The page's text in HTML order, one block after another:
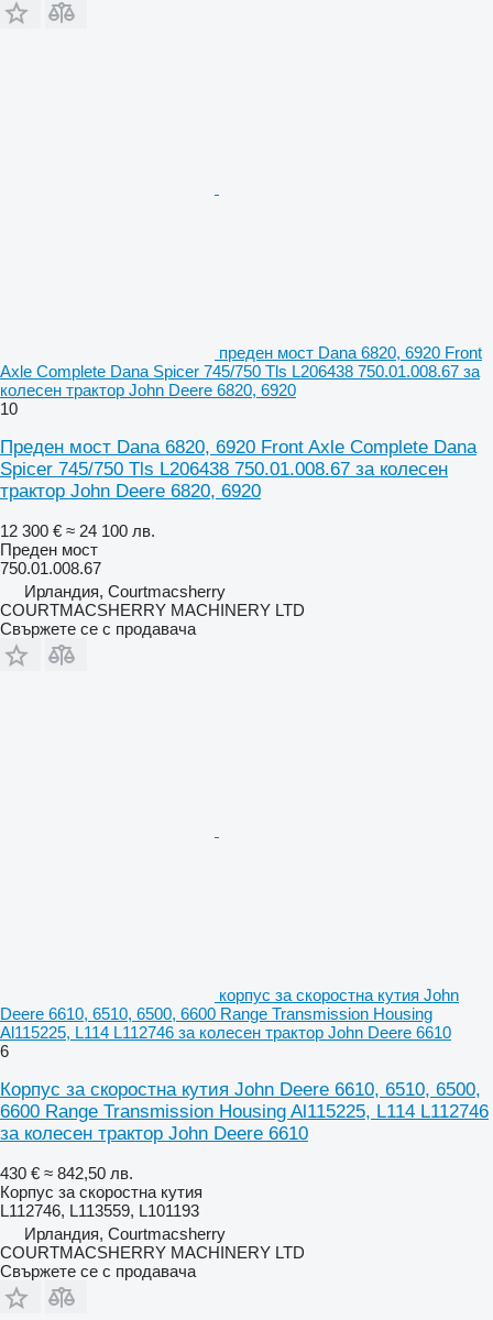
преден мост Dana 6820, 6920 Front
Axle Complete Dana Spicer 745/750 Tls L206438 750.01.008.67 за
колесен трактор John Deere 6820, 6920
10
Преден мост Dana 6820, 6920 Front Axle Complete Dana
Spicer 745/750 Tls L206438 750.01.008.67 за колесен
трактор John Deere 6820, 6920
12 300 € ≈ 24 100 лв.
Преден мост
750.01.008.67
Ирландия, Courtmacsherry
COURTMACSHERRY MACHINERY LTD
Свържете се с продавача
корпус за скоростна кутия John
Deere 6610, 6510, 6500, 6600 Range Transmission Housing
Al115225, L114 L112746 за колесен трактор John Deere 6610
6
Корпус за скоростна кутия John Deere 6610, 6510, 6500,
6600 Range Transmission Housing Al115225, L114 L112746
за колесен трактор John Deere 6610
430 € ≈ 842,50 лв.
Корпус за скоростна кутия
L112746, L113559, L101193
Ирландия, Courtmacsherry
COURTMACSHERRY MACHINERY LTD
Свържете се с продавача